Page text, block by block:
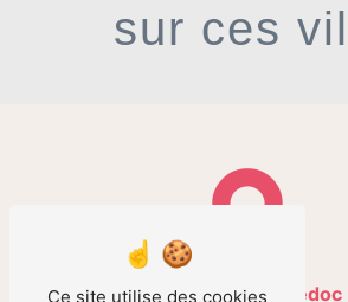
sur ces
Cussac-Fort-Médoc
Ce site utilise des cookies